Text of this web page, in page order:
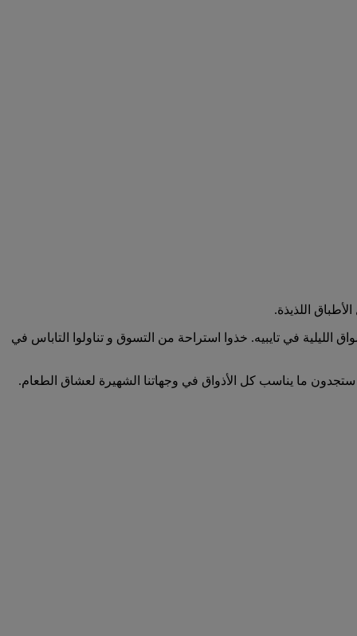
اللذيذة.
في تايبيه. خذوا استراحة من التسوق و تناولوا التاباس في
ستجدون ما يناسب كل الأذواق في وجهاتنا الشهيرة لعشاق الطعام.